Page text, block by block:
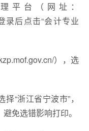
平台（网址：
录后点击“会计专业
），选
“浙江省宁波市”，
免选错影响打印。